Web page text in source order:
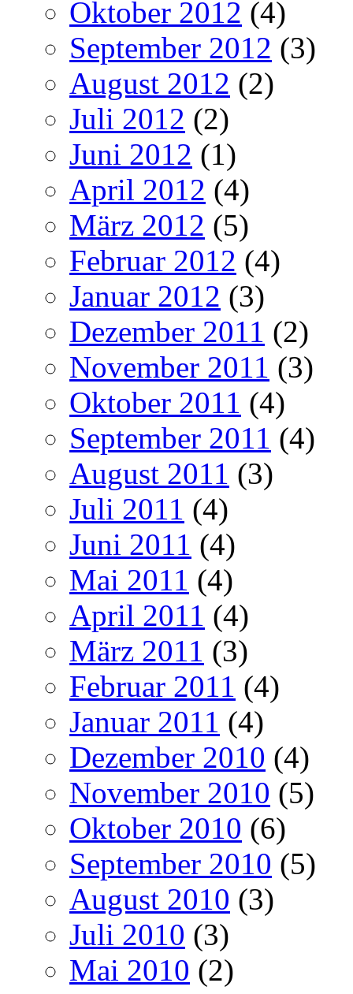
Oktober 2012 (4)
September 2012 (3)
August 2012 (2)
Juli 2012 (2)
Juni 2012 (1)
April 2012 (4)
März 2012 (5)
Februar 2012 (4)
Januar 2012 (3)
Dezember 2011 (2)
November 2011 (3)
Oktober 2011 (4)
September 2011 (4)
August 2011 (3)
Juli 2011 (4)
Juni 2011 (4)
Mai 2011 (4)
April 2011 (4)
März 2011 (3)
Februar 2011 (4)
Januar 2011 (4)
Dezember 2010 (4)
November 2010 (5)
Oktober 2010 (6)
September 2010 (5)
August 2010 (3)
Juli 2010 (3)
Mai 2010 (2)